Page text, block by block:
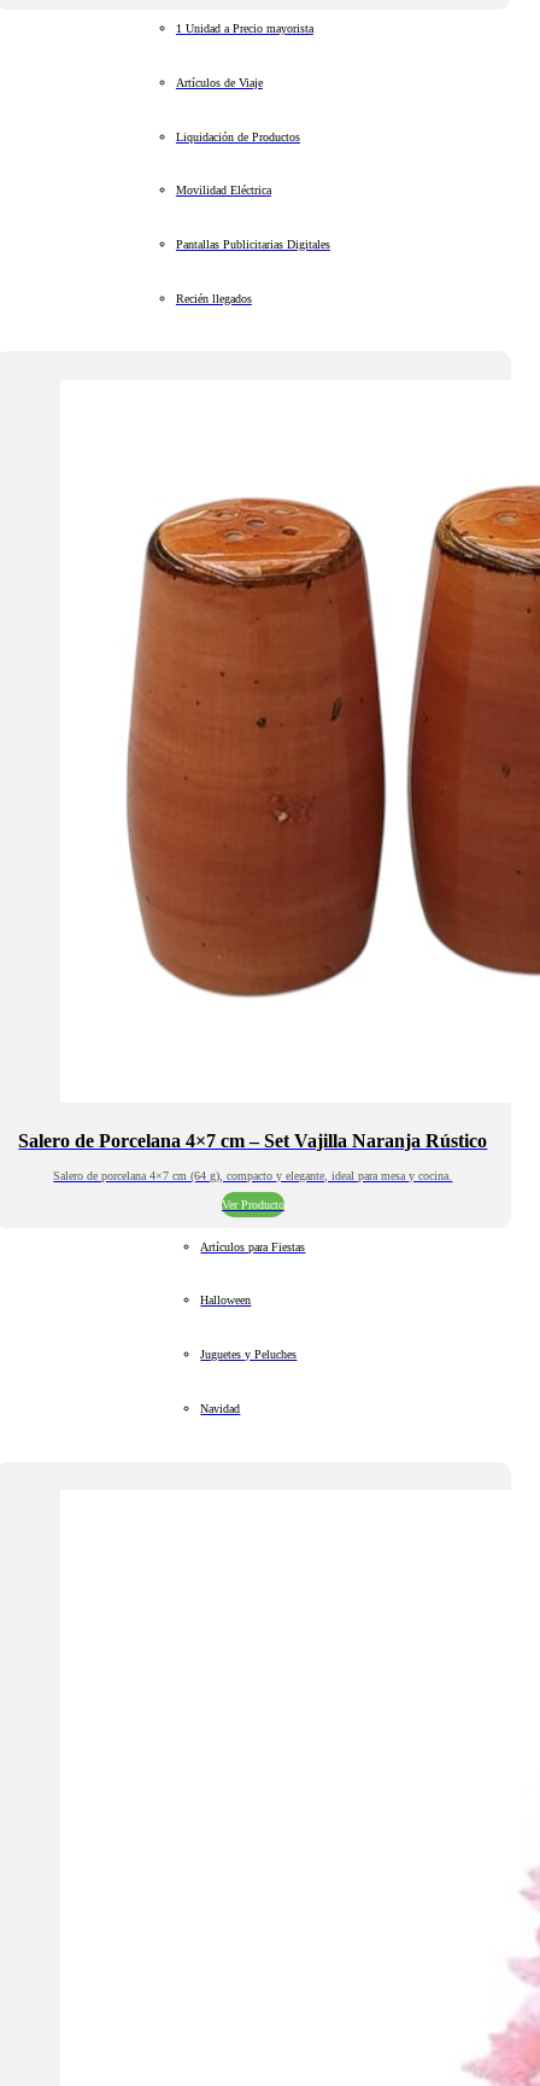
1 Unidad a Precio mayorista
Artículos de Viaje
Liquidación de Productos
Movilidad Eléctrica
Pantallas Publicitarias Digitales
Recién llegados
Salero de Porcelana 4×7 cm – Set Vajilla Naranja Rústico
Salero de porcelana 4×7 cm (64 g), compacto y elegante, ideal para mesa y cocina.
Ver Producto
Artículos para Fiestas
Halloween
Juguetes y Peluches
Navidad